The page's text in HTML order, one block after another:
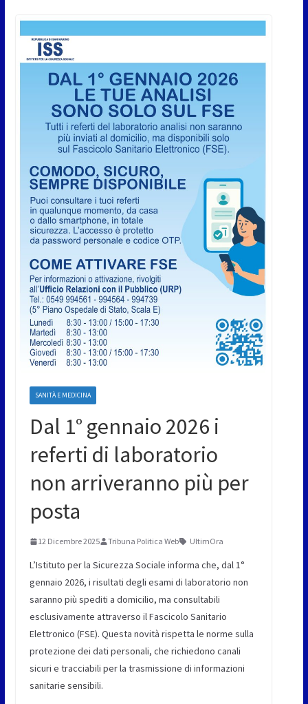
SANITÀ E MEDICINA
Dal 1° gennaio 2026 i
referti di laboratorio
non arriveranno più per
posta
12 Dicembre 2025 Tribuna Politica Web UltimOra
L’Istituto per la Sicurezza Sociale informa che, dal 1°
gennaio 2026, i risultati degli esami di laboratorio non
saranno più spediti a domicilio, ma consultabili
esclusivamente attraverso il Fascicolo Sanitario
Elettronico (FSE). Questa novità rispetta le norme sulla
protezione dei dati personali, che richiedono canali
sicuri e tracciabili per la trasmissione di informazioni
sanitarie sensibili.